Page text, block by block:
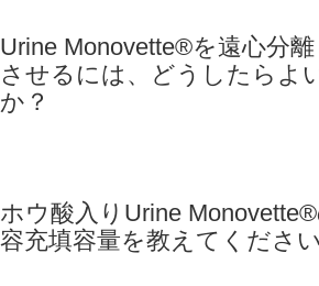
Urine Monovette®を遠心分
させるには、どうしたらよ
か？
ホウ酸入りUrine
容充填容量を教えてください